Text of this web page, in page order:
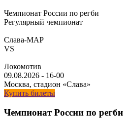
Чемпионат России по регби
Регулярный чемпионат
Слава-МАР
VS
Локомотив
09.08.2026 - 16-00
Москва, стадион «Слава»
Купить билеты
Чемпионат России по регби